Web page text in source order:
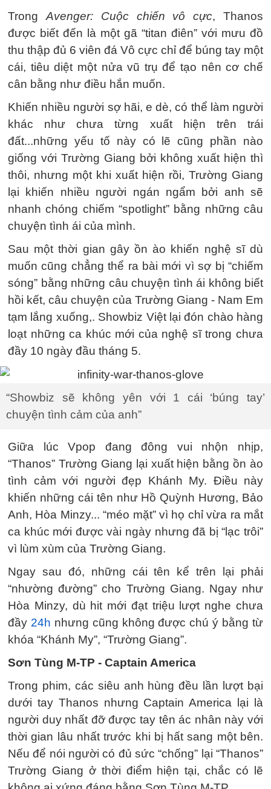
Trong Avenger: Cuộc chiến vô cực, Thanos
được biết đến là một gã “titan điên” với mưu đồ
thu thập đủ 6 viên đá Vô cực chỉ để búng tay một
cái, tiêu diệt một nửa vũ trụ để tạo nên cơ chế
cân bằng như điều hắn muốn.
Khiến nhiều người sợ hãi, e dè, có thể làm người
khác như chưa từng xuất hiện trên trái
đất...những yếu tố này có lẽ cũng phần nào
giống với Trường Giang bởi không xuất hiện thì
thôi, nhưng một khi xuất hiện rồi, Trường Giang
lại khiến nhiều người ngán ngẩm bởi anh sẽ
nhanh chóng chiếm “spotlight” bằng những câu
chuyện tình ái của mình.
Sau một thời gian gây ồn ào khiến nghệ sĩ dù
muốn cũng chẳng thể ra bài mới vì sợ bị “chiếm
sóng” bằng những câu chuyện tình ái không biết
hồi kết, câu chuyện của Trường Giang - Nam Em
tạm lắng xuống,. Showbiz Việt lại đón chào hàng
loạt những ca khúc mới của nghệ sĩ trong chưa
đầy 10 ngày đầu tháng 5.
“Showbiz sẽ không yên với 1 cái ‘búng tay’
chuyện tình cảm của anh”
Giữa lúc Vpop đang đông vui nhộn nhịp,
“Thanos” Trường Giang lại xuất hiện bằng ồn ào
tình cảm với người đẹp Khánh My. Điều này
khiến những cái tên như Hồ Quỳnh Hương, Bảo
Anh, Hòa Minzy... “méo mặt” vì họ chỉ vừa ra mắt
ca khúc mới được vài ngày nhưng đã bị “lạc trôi”
vì lùm xùm của Trường Giang.
Ngay sau đó, những cái tên kể trên lại phải
“nhường đường” cho Trường Giang. Ngay như
Hòa Minzy, dù hit mới đạt triệu lượt nghe chưa
đầy 24h nhưng cũng không được chú ý bằng từ
khóa “Khánh My”, “Trường Giang”.
Sơn Tùng M-TP - Captain America
Trong phim, các siêu anh hùng đều lần lượt bại
dưới tay Thanos nhưng Captain America lại là
người duy nhất đỡ được tay tên ác nhân này với
thời gian lâu nhất trước khi bị hất sang một bên.
Nếu để nói người có đủ sức “chống” lại “Thanos”
Trường Giang ở thời điểm hiện tại, chắc có lẽ